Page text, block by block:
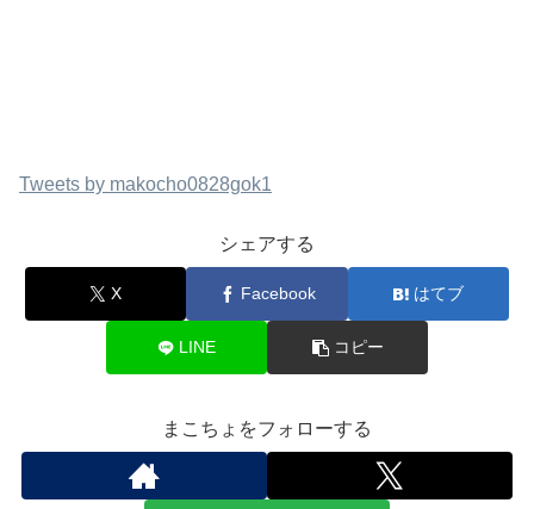
Tweets by makocho0828gok1
シェアする
X Facebook はてブ
LINE コピー
まこちょをフォローする